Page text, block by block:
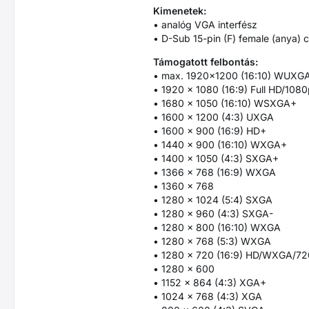
Kimenetek:
• analóg VGA interfész
• D-Sub 15-pin (F) female (anya)
Támogatott felbontás:
• max. 1920x1200 (16:10)
• 1920 x 1080 (16:9) Full HD/
• 1680 x 1050 (16:10) WSXGA+
• 1600 x 1200 (4:3) UXGA
• 1600 x 900 (16:9) HD+
• 1440 x 900 (16:10) WXGA+
• 1400 x 1050 (4:3) SXGA+
• 1366 x 768 (16:9) WXGA
• 1360 x 768
• 1280 x 1024 (5:4) SXGA
• 1280 x 960 (4:3) SXGA-
• 1280 x 800 (16:10) WXGA
• 1280 x 768 (5:3) WXGA
• 1280 x 720 (16:9) HD/WXGA/
• 1280 x 600
• 1152 x 864 (4:3) XGA+
• 1024 x 768 (4:3) XGA